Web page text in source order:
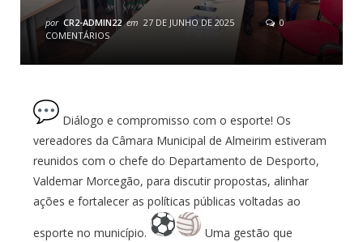
por CR2-ADMIN22 em 27 DE JUNHO DE 2025
0
COMENTÁRIOS
Diálogo e compromisso com o esporte! Os
vereadores da Câmara Municipal de Almeirim estiveram
reunidos com o chefe do Departamento de Desporto,
Valdemar Morcegão, para discutir propostas, alinhar
ações e fortalecer as políticas públicas voltadas ao
esporte no município.
Uma gestão que